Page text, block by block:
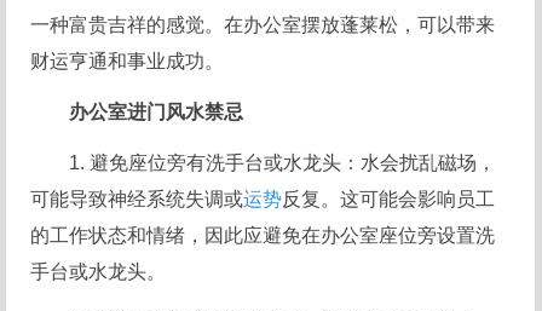
一种富贵吉祥的感觉。在办公室摆放蓬莱松，可以带来
财运亨通和事业成功。
办公室进门风水禁忌
1. 避免座位旁有洗手台或水龙头：水会扰乱磁场，
可能导致神经系统失调或运势反复。这可能会影响员工
的工作状态和情绪，因此应避免在办公室座位旁设置洗
手台或水龙头。